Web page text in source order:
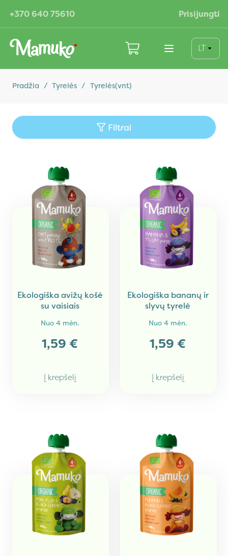
+370 640 75610 Prisijungti
LT
Pradžia / Tyrelės / Tyrelės(vnt)
Filtrai
Ekologiška avižų košė
su vaisiais
Nuo 4 mėn.
1,59 €
Į krepšelį
Ekologiška bananų ir
slyvų tyrelė
Nuo 4 mėn.
1,59 €
Į krepšelį